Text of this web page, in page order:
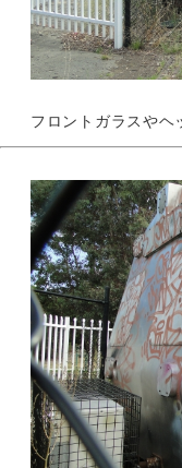
フロントガラスやヘ